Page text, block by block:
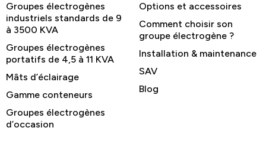
Groupes électrogènes
industriels standards de 9
à 3500 KVA
Groupes électrogènes
portatifs de 4,5 à 11 KVA
Mâts d’éclairage
Gamme conteneurs
Groupes électrogènes
d’occasion
Options et accessoires
Comment choisir son
groupe électrogène ?
Installation & maintenance
SAV
Blog